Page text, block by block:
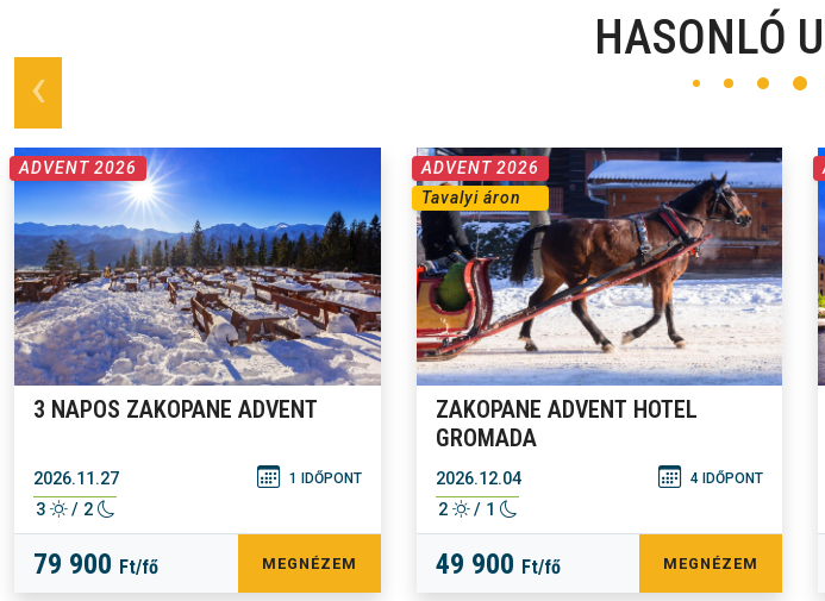
HASONLÓ
ADVENT 2026
3 NAPOS ZAKOPANE ADVENT
2026.11.27 1 IDŐPONT
3 / 2
79 900 Ft/fő MEGNÉZEM
ADVENT 2026
Tavalyi áron
ZAKOPANE ADVENT HOTEL
GROMADA
2026.12.04 4 IDŐPONT
2 / 1
49 900 Ft/fő MEGNÉZEM